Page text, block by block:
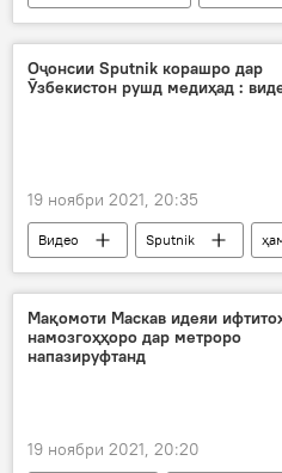
Душанбе
марказ
Оҷонсии Sputnik корашро дар
Ӯзбекистон рушд медиҳад :
19 ноябри 2021, 20:35
Видео Sputnik
Ӯзбекистон
рушд
Мақомоти Маскав идеяи
намозгоҳҳоро дар метроро
напазируфтанд
19 ноябри 2021, 20:20